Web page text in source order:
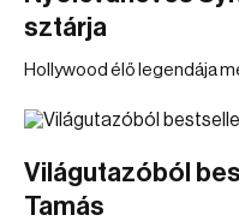
sztárja
Hollywood élő legendája
Világutazóból
Tamás